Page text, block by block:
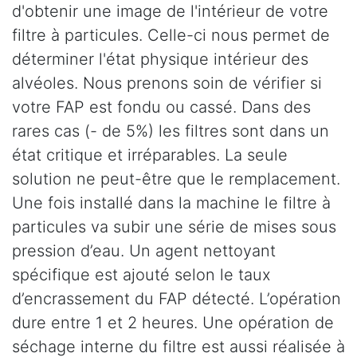
d'obtenir une image de l'intérieur de votre
filtre à particules. Celle-ci nous permet de
déterminer l'état physique intérieur des
alvéoles. Nous prenons soin de vérifier si
votre FAP est fondu ou cassé. Dans des
rares cas (- de 5%) les filtres sont dans un
état critique et irréparables. La seule
solution ne peut-être que le remplacement.
Une fois installé dans la machine le filtre à
particules va subir une série de mises sous
pression d’eau. Un agent nettoyant
spécifique est ajouté selon le taux
d’encrassement du FAP détecté. L’opération
dure entre 1 et 2 heures. Une opération de
séchage interne du filtre est aussi réalisée à